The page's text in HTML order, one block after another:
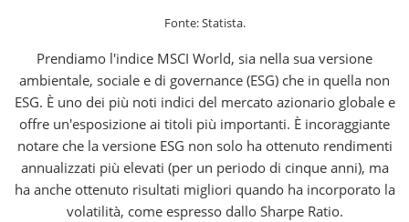
Fonte: Statista.
Prendiamo l'indice MSCI World, sia nella sua versione
ambientale, sociale e di governance (ESG) che in quella non
ESG. È uno dei più noti indici del mercato azionario globale e
offre un'esposizione ai titoli più importanti. È incoraggiante
notare che la versione ESG non solo ha ottenuto rendimenti
annualizzati più elevati (per un periodo di cinque anni), ma
ha anche ottenuto risultati migliori quando ha incorporato la
volatilità, come espresso dallo Sharpe Ratio.